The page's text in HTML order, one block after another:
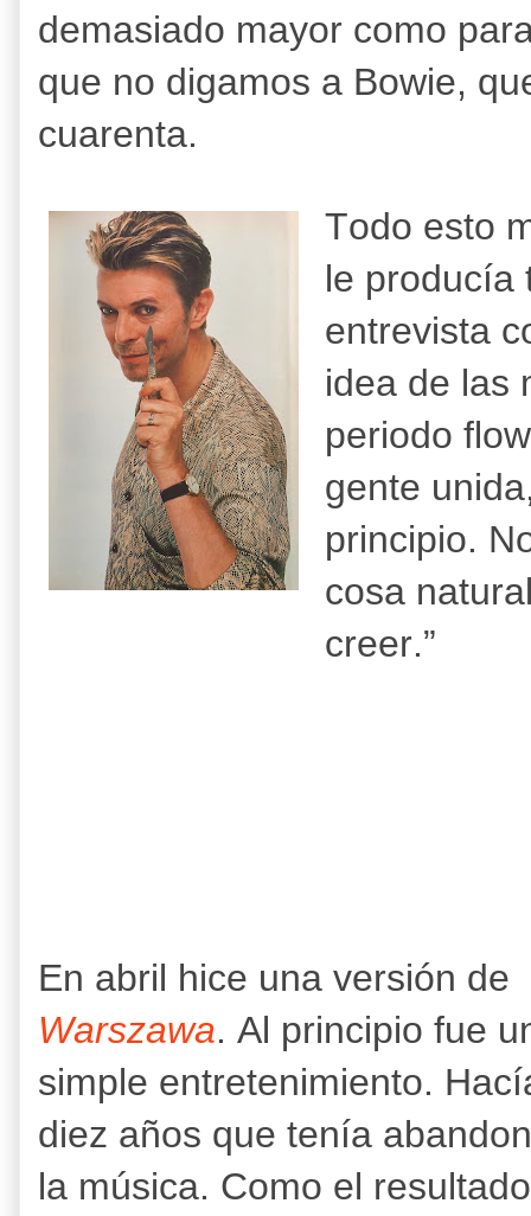
demasiado mayor como
que no digamos a Bowie,
cuarenta.
Todo esto
le producía
entrevista
idea de las
periodo
gente
principio.
cosa
creer.”
En abril hice una versión de
Warszawa. Al principio fue
simple entretenimiento.
diez años que tenía
la música. Como el